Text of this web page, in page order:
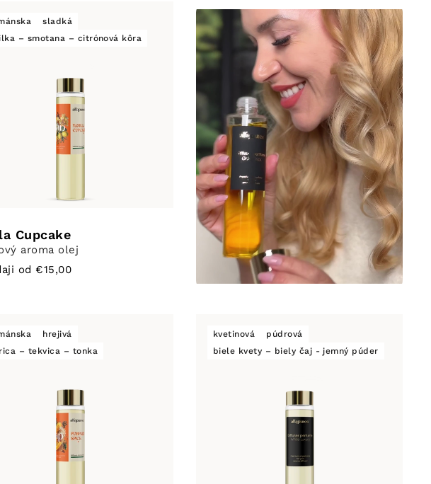
sladká
– smotana – citrónová kôra
Cupcake
aroma olej
od €15,00
hrejivá
– tekvica – tonka
kvetinová
púdrová
biele kvety – biely čaj - jemný púder